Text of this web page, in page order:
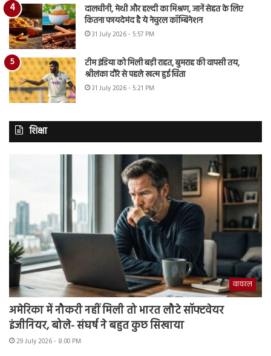
दालचीनी, मेथी और हल्दी का मिश्रण, जानें सेहत के लिए
कितना फायदेमंद है ये नेचुरल कॉम्बिनेशन
31 July 2026 - 5:57 PM
टीम इंडिया को मिली बड़ी राहत, बुमराह की वापसी तय,
श्रीलंका दौरे से पहले खत्म हुई चिंता
31 July 2026 - 5:21 PM
शिक्षा
वायरल
अमेरिका में नौकरी नहीं मिली तो भारत लौटे सॉफ्टवेयर
इंजीनियर, बोले- संघर्ष ने बहुत कुछ सिखाया
29 July 2026 - 8:00 PM